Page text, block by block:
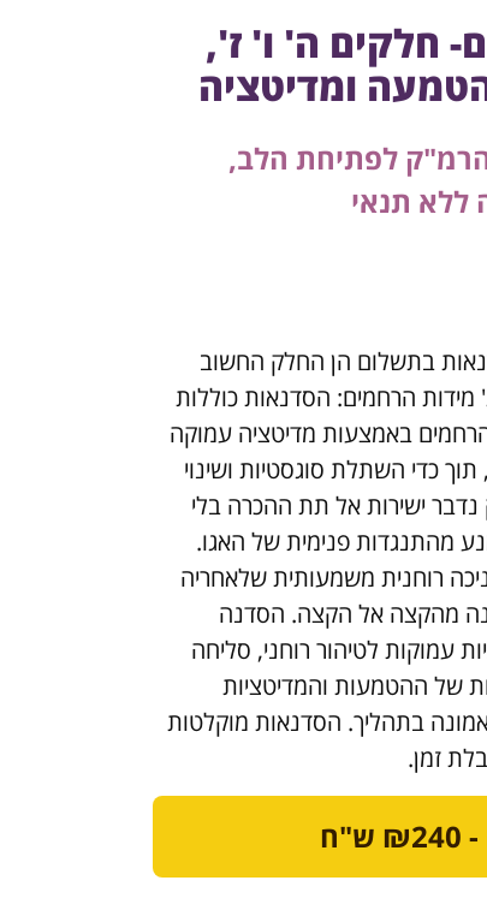
חלקים ה' ו' ז',
ומדיטציה
הרמ"ק לפתיחת הלב,
ללא תנאי
בתשלום הן החלק החשוב
הרחמים: הסדנאות כוללות
באמצעות מדיטציה עמוקה
כדי השתלת סוגסטיות ושינוי
ישירות אל תת ההכרה בלי
מהתנגדות פנימית של האגו.
רוחנית משמעותית שלאחריה
מהקצה אל הקצה. הסדנה
עמוקות לטיהור רוחני, סליחה
של ההטמעות והמדיטציות
בתהליך. הסדנאות מוקלטות
זמן.